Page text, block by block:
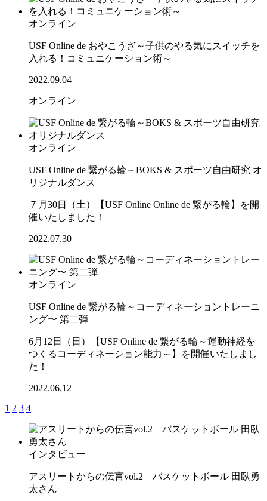
オンライン
USF Online de おやこうざ～子供のやる気にスイッチを
入れる！コミュニケーション術～
2022.09.04
オンライン
オンライン
USF Online de 繋がる輪～BOKS & スポーツ自由研究 オ
リジナルダンス
７月30日（土）【USF Online Online de 繋がる輪】を開
催いたしました！
2022.07.30
オンライン
USF Online de 繋がる輪～コーディネーショントレーニ
ング〜 第二弾
6月12日（日）【USF Online de 繋がる輪～運動神経を
つくるコーディネーション能力～】を開催いたしまし
た！
2022.06.12
1 2 3 4
インタビュー
アスリートからの伝言vol.2 バスケットボール 田臥勇
太さん